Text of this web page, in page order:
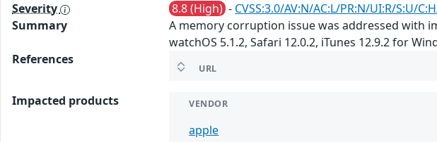
Severity 8.8 (High) - CVSS:3.0/AV:N/AC:L/PR:N/UI:R/S:U/
Summary
A memory corruption issue was addressed with
watchOS 5.1.2, Safari 12.0.2, iTunes 12.9.2 for
References
URL
Impacted products VENDOR
apple